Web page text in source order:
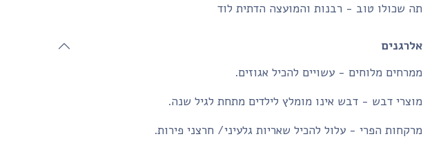
תה שכולו טוב - רבנות והמועצה הדתית לוד
אלרגנים
ממרחים מלוחים - עשויים להכיל אגוזים.
מוצרי דבש - דבש אינו מומלץ לילדים מתחת לגיל שנה.
מרקחות הפרי - עלול להכיל שאריות גלעיני/ חרצני פירות.